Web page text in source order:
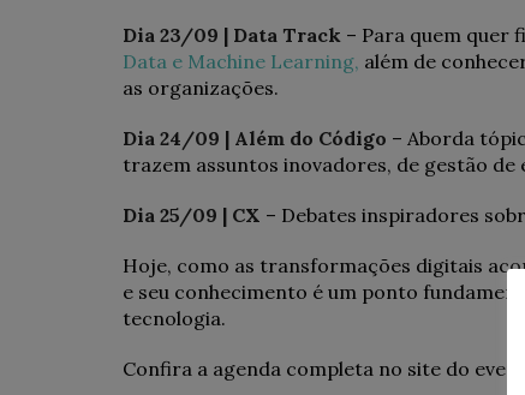
Dia 23/09 | Data Track – Para quem quer
Data e Machine Learning, além de
as organizações.
Dia 24/09 | Além do Código – Aborda
trazem assuntos inovadores, de gestão
Dia 25/09 | CX – Debates inspiradores
Hoje, como as transformações digitais
e seu conhecimento é um ponto
tecnologia.
Confira a agenda completa no site do